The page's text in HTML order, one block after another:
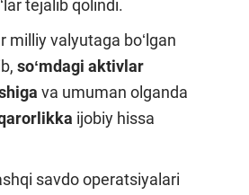
tejalib qolindi.
milliy valyutaga boʻlgan
soʻmdagi aktivlar
va umuman olganda
ijobiy hissa
savdo operatsiyalari